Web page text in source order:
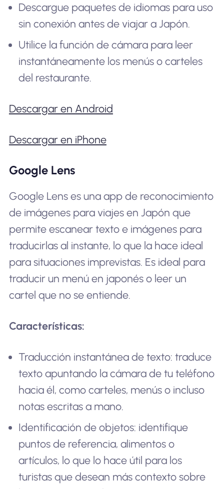
Descargue paquetes de idiomas para uso
sin conexión antes de viajar a Japón.
Utilice la función de cámara para leer
instantáneamente los menús o carteles
del restaurante.
Descargar en Android
Descargar en iPhone
Google Lens
Google Lens es una app de reconocimiento
de imágenes para viajes en Japón que
permite escanear texto e imágenes para
traducirlas al instante, lo que la hace ideal
para situaciones imprevistas. Es ideal para
traducir un menú en japonés o leer un
cartel que no se entiende.
Características:
Traducción instantánea de texto: traduce
texto apuntando la cámara de tu teléfono
hacia él, como carteles, menús o incluso
notas escritas a mano.
Identificación de objetos: identifique
puntos de referencia, alimentos o
artículos, lo que lo hace útil para los
turistas que desean más contexto sobre